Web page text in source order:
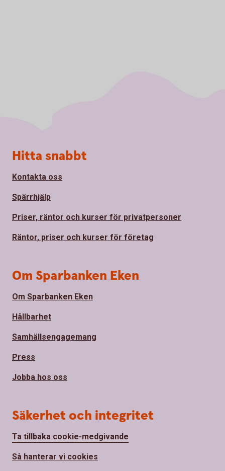
Sidfot
Hitta snabbt
Kontakta oss
Spärrhjälp
Priser, räntor och kurser för privatpersoner
Räntor, priser och kurser för företag
Om Sparbanken Eken
Om Sparbanken Eken
Hållbarhet
Samhällsengagemang
Press
Jobba hos oss
Säkerhet och integritet
Ta tillbaka cookie-medgivande
Så hanterar vi cookies